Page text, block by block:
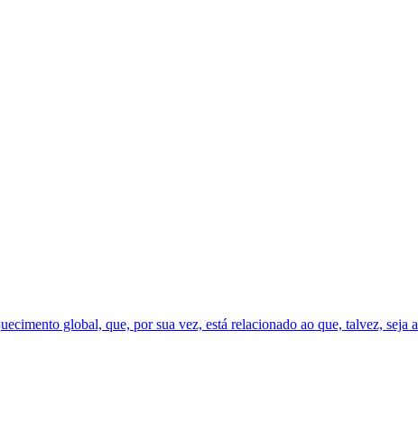
global, que, por sua vez, está relacionado ao que, talvez, seja a